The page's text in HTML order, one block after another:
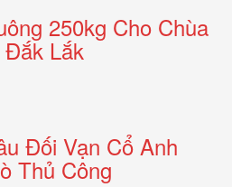
250kg Cho Chùa
Đắk Lắk
Đối Vạn Cổ Anh
Thủ Công